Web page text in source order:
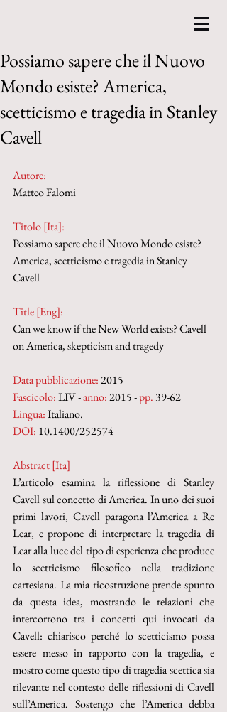
Possiamo sapere che il Nuovo
Mondo esiste? America,
scetticismo e tragedia in Stanley
Cavell
Autore:
Matteo Falomi
Titolo [Ita]:
Possiamo sapere che il Nuovo Mondo esiste?
America, scetticismo e tragedia in Stanley
Cavell
Title [Eng]:
Can we know if the New World exists? Cavell
on America, skepticism and tragedy
Data pubblicazione: 2015
Fascicolo: LIV - anno: 2015 - pp. 39-62
Lingua: Italiano.
DOI: 10.1400/252574
Abstract [Ita]
L’articolo esamina la riflessione di Stanley
Cavell sul concetto di America. In uno dei suoi
primi lavori, Cavell paragona l’America a Re
Lear, e propone di interpretare la tragedia di
Lear alla luce del tipo di esperienza che produce
lo scetticismo filosofico nella tradizione
cartesiana. La mia ricostruzione prende spunto
da questa idea, mostrando le relazioni che
intercorrono tra i concetti qui invocati da
Cavell: chiarisco perché lo scetticismo possa
essere messo in rapporto con la tragedia, e
mostro come questo tipo di tragedia scettica sia
rilevante nel contesto delle riflessioni di Cavell
sull’America. Sostengo che l’America debba